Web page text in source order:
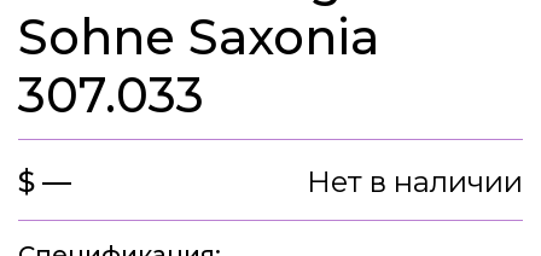
Sohne Saxonia
307.033
$ — Нет в наличии